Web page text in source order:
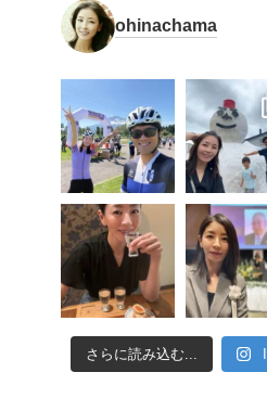
ohinachama
さらに読み込む...